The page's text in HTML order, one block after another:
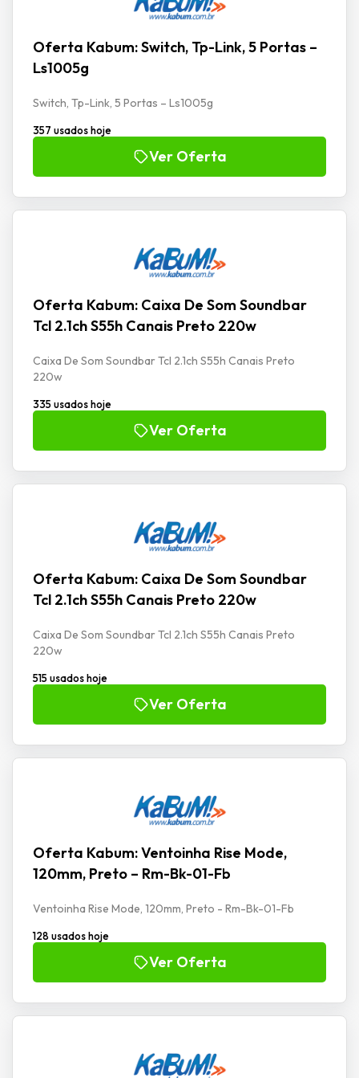
Oferta Kabum: Switch, Tp-Link, 5 Portas –
Ls1005g
Switch, Tp-Link, 5 Portas – Ls1005g
357 usados hoje
Ver Oferta
Oferta Kabum: Caixa De Som Soundbar
Tcl 2.1ch S55h Canais Preto 220w
Caixa De Som Soundbar Tcl 2.1ch S55h Canais Preto
220w
335 usados hoje
Ver Oferta
Oferta Kabum: Caixa De Som Soundbar
Tcl 2.1ch S55h Canais Preto 220w
Caixa De Som Soundbar Tcl 2.1ch S55h Canais Preto
220w
515 usados hoje
Ver Oferta
Oferta Kabum: Ventoinha Rise Mode,
120mm, Preto – Rm-Bk-01-Fb
Ventoinha Rise Mode, 120mm, Preto - Rm-Bk-01-Fb
128 usados hoje
Ver Oferta